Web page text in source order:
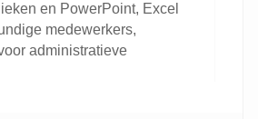
en PowerPoint, Excel
medewerkers,
administratieve